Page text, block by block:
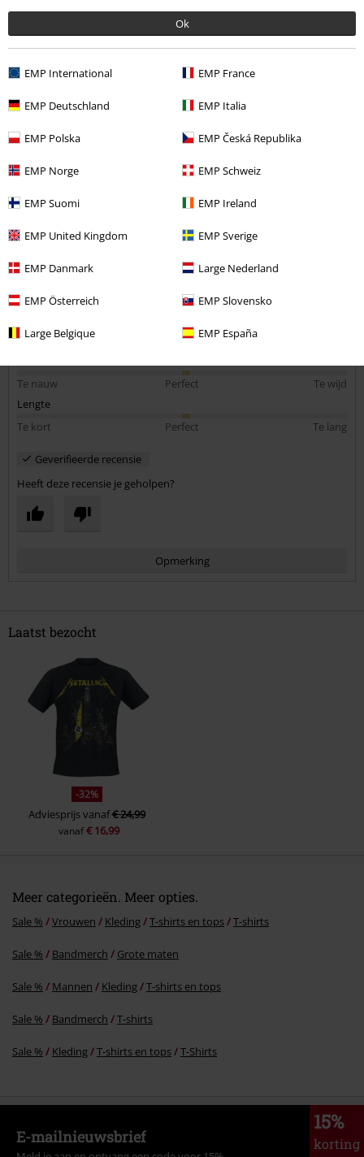
Ok
EMP International EMP France
EMP Deutschland EMP Italia
EMP Polska EMP Česká Republika
EMP Norge EMP Schweiz
EMP Suomi EMP Ireland
EMP United Kingdom EMP Sverige
EMP Danmark Large Nederland
EMP Österreich EMP Slovensko
Large Belgique EMP España
Lengte in meter (bijv. 1,78): 1.81
Bestelde maat: Xl
MetallicA
Knap en Goed zittende shirt, maat klop, fijn om dragen
Ontwerp
Pasvorm
Te nauw
Perfect
Te wijd
Lengte
Te kort
Perfect Te lang
Geverifieerde recensie
Heeft deze recensie je geholpen?
Opmerking
Commentaar versturen
Laatst bezocht
-32%
Adviesprijsvanaf€ 24,99
vanaf€ 16,99
Meer categorieën. Meer opties.
Sale % Vrouwen Kleding T-shirts en tops T-shirts
Sale % Bandmerch Grote maten
Sale % Mannen Kleding T-shirts en tops
Sale % Bandmerch T-shirts
Sale % Kleding T-shirts en tops T-Shirts
15%
korting
E-mailnieuwsbrief